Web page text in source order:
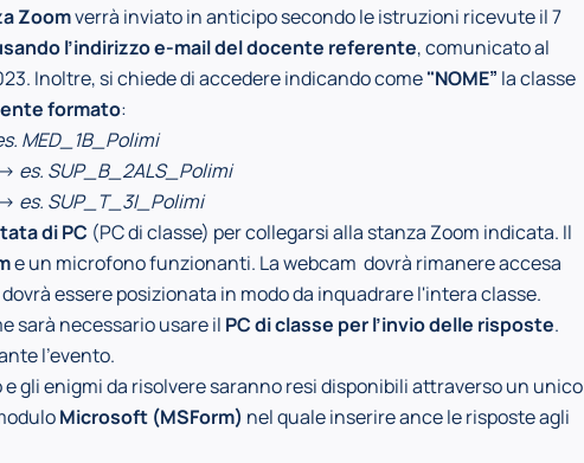
Zoomverrà inviato in anticipo secondo le istruzioni ricevute il 7
l’indirizzo e-mail del docente referente, comunicato al
Inoltre, si chiede di accedere indicando come"NOME” la classe
formato:
MED_1B_Polimi
es. SUP_B_2ALS_Polimi
es. SUP_T_3I_Polimi
di PC (PC di classe) per collegarsi alla stanza Zoom indicata. Il
e un microfono funzionanti. La webcam dovrà rimanere accesa
essere posizionata in modo da inquadrare l'intera classe.
sarà necessario usare il PC di classe per l’invio delle risposte.
l'evento.
gli enigmi da risolvere saranno resi disponibili attraverso un unico
Microsoft (MSForm) nel quale inserire ance le risposte agli